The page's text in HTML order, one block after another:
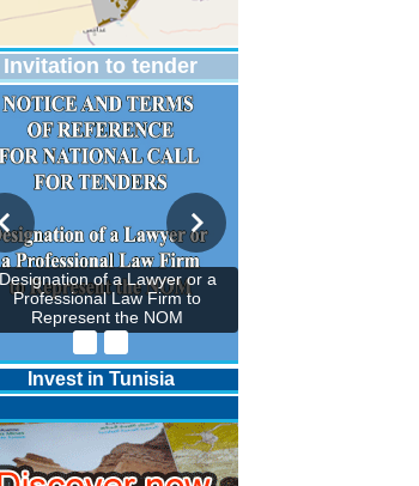
Invitation to tender
Designation of a Lawyer or a
Professional Law Firm to
Represent the NOM
Invest in Tunisia